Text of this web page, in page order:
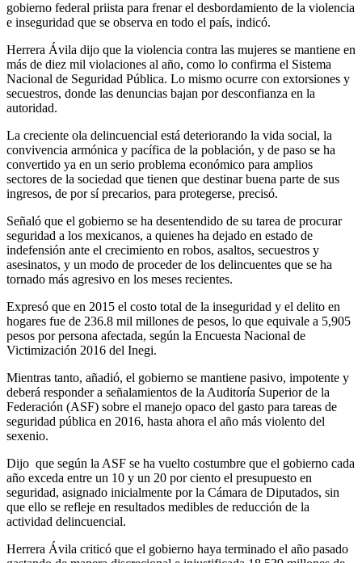
gobierno federal priista para frenar el desbordamiento de la violencia
e inseguridad que se observa en todo el país, indicó.
Herrera Ávila dijo que la violencia contra las mujeres se mantiene en
más de diez mil violaciones al año, como lo confirma el Sistema
Nacional de Seguridad Pública. Lo mismo ocurre con extorsiones y
secuestros, donde las denuncias bajan por desconfianza en la
autoridad.
La creciente ola delincuencial está deteriorando la vida social, la
convivencia armónica y pacífica de la población, y de paso se ha
convertido ya en un serio problema económico para amplios
sectores de la sociedad que tienen que destinar buena parte de sus
ingresos, de por sí precarios, para protegerse, precisó.
Señaló que el gobierno se ha desentendido de su tarea de procurar
seguridad a los mexicanos, a quienes ha dejado en estado de
indefensión ante el crecimiento en robos, asaltos, secuestros y
asesinatos, y un modo de proceder de los delincuentes que se ha
tornado más agresivo en los meses recientes.
Expresó que en 2015 el costo total de la inseguridad y el delito en
hogares fue de 236.8 mil millones de pesos, lo que equivale a 5,905
pesos por persona afectada, según la Encuesta Nacional de
Victimización 2016 del Inegi.
Mientras tanto, añadió, el gobierno se mantiene pasivo, impotente y
deberá responder a señalamientos de la Auditoría Superior de la
Federación (ASF) sobre el manejo opaco del gasto para tareas de
seguridad pública en 2016, hasta ahora el año más violento del
sexenio.
Dijo que según la ASF se ha vuelto costumbre que el gobierno cada
año exceda entre un 10 y un 20 por ciento el presupuesto en
seguridad, asignado inicialmente por la Cámara de Diputados, sin
que ello se refleje en resultados medibles de reducción de la
actividad delincuencial.
Herrera Ávila criticó que el gobierno haya terminado el año pasado